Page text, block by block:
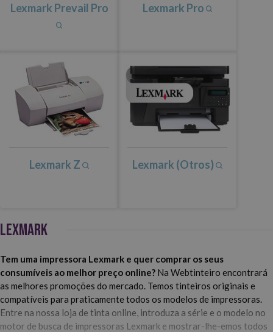
Lexmark Prevail Pro Lexmark Pro
Lexmark Z Lexmark (Otros)
LEXMARK
Tem uma impressora Lexmark e quer comprar os seus
consumíveis ao melhor preço online? Na Webtinteiro encontrará
as melhores promoções do mercado. Temos tinteiros originais e
compatíveis para praticamente todos os modelos de impressoras.
Entre na nossa loja de tinta online, introduza a série e o modelo no
motor de busca de impressoras Lexmark e mostrar-lhe-emos todos